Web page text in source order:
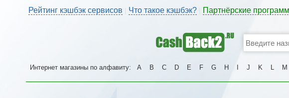
Рейтинг кэшбэк сервисов Что такое кэшбэк? Партнёрские
Интернет магазины по алфавиту: A B C D E F G H J K L M